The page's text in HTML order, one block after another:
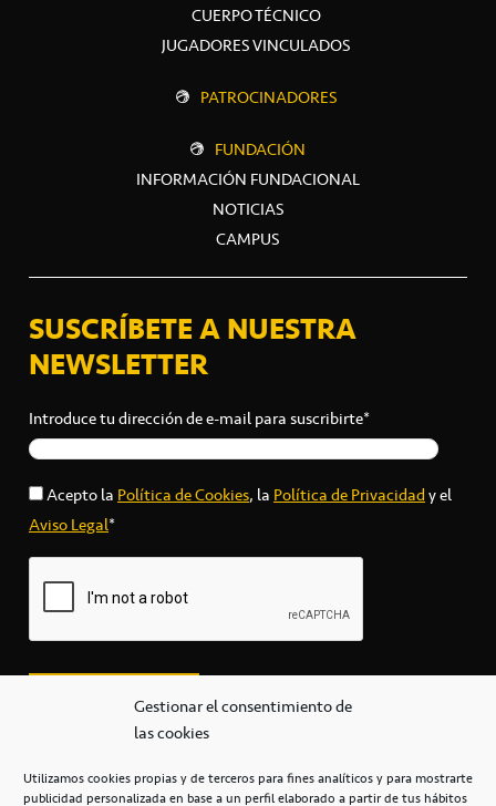
Gestionar el consentimiento de
las cookies
Utilizamos cookies propias y de terceros para fines analíticos y para mostrarte
publicidad personalizada en base a un perfil elaborado a partir de tus hábitos
CUERPO TÉCNICO
JUGADORES VINCULADOS
PATROCINADORES
FUNDACIÓN
INFORMACIÓN FUNDACIONAL
NOTICIAS
CAMPUS
SUSCRÍBETE A NUESTRA
NEWSLETTER
Introduce tu dirección de e-mail para suscribirte*
Acepto laPolítica de Cookies, laPolítica de Privacidady el
Aviso Legal*